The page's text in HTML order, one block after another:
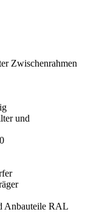
Zwischenrahmen
und
Anbauteile RAL